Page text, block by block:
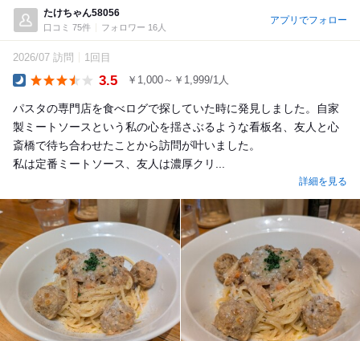
たけちゃん58056
口コミ 75件 フォロワー 16人
アプリでフォロー
2026/07 訪問 1回目
3.5 ￥1,000～￥1,999/1人
パスタの専門店を食べログで探していた時に発見しました。自家
製ミートソースという私の心を揺さぶるような看板名、友人と心
斎橋で待ち合わせたことから訪問が叶いました。
私は定番ミートソース、友人は濃厚クリ...
詳細を見る